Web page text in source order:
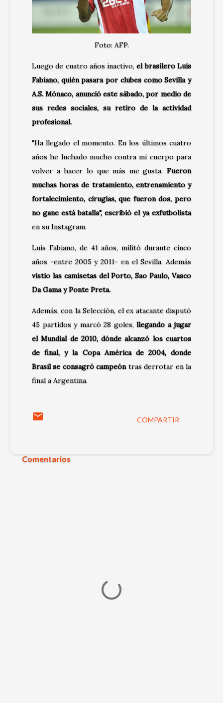
Foto: AFP.
Luego de cuatro años inactivo,el brasilero Luis
Fabiano, quién pasara por clubes como Sevilla y
A.S. Mónaco, anunció este sábado, por medio de
sus redes sociales, su retiro de la actividad
profesional.
"Ha llegado el momento. En los últimos cuatro
años he luchado mucho contra mi cuerpo para
volver a hacer lo que más me gusta. Fueron
muchas horas de tratamiento, entrenamiento y
fortalecimiento, cirugías, que fueron dos, pero
no gane está batalla", escribió el ya exfutbolista
en su Instagram.
Luis Fabiano, de 41 años, militó durante cinco
años -entre 2005 y 2011- en el Sevilla. Además
vistio las camisetas del Porto, Sao Paulo, Vasco
Da Gama y Ponte Preta.
Además, con la Selección, el ex atacante disputó
45 partidos y marcó 28 goles, llegando a jugar
el Mundial de 2010, dónde alcanzó los cuartos
de final, y la Copa América de 2004, donde
Brasil se consagró campeóntras derrotar en la
final a Argentina.
COMPARTIR
Comentarios